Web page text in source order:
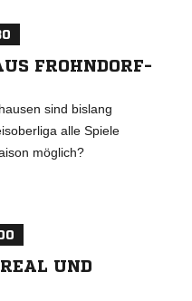
FROHNDORF-
sind bislang
alle Spiele
möglich?
UND